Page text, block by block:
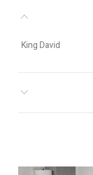
King David